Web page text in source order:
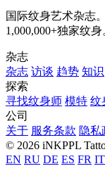
国际纹身艺术杂志
1,000,000+独家纹身
杂志
杂志 访谈 趋势 知识
探索
寻找纹身师 模特 纹
公司
关于 服务条款 隐私
© 2026 iNKPPL
EN RU DE ES FR IT